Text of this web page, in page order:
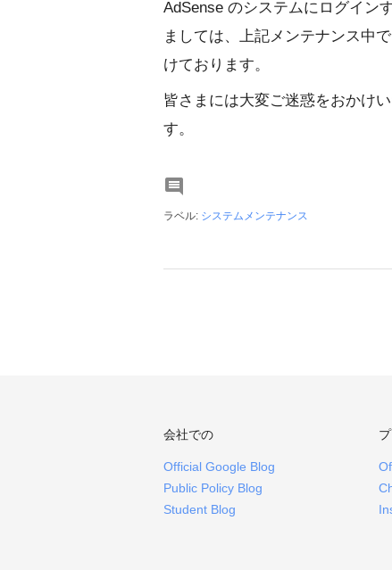
AdSense のシステムにログイン
ましては、上記メンテナンス中
けております。
皆さまには大変ご迷惑をおかけ
す。

ラベル: システムメンテナンス
会社での
Official Google Blog
Public Policy Blog
Student Blog